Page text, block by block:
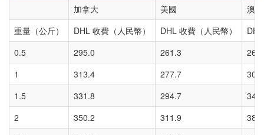
加拿大 美國
澳
重量（公斤）
DHL 收費（人民幣） DHL 收費（人民幣）
0.5
295.0 261.3
1
313.4 277.7
1.5
331.8 294.7
2
350.2 311.9